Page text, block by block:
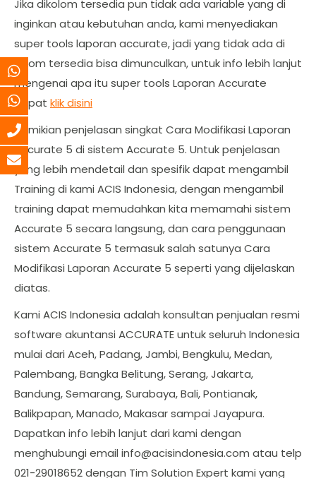
Jika dikolom tersedia pun tidak ada variable yang di
inginkan atau kebutuhan anda, kami menyediakan
super tools laporan accurate, jadi yang tidak ada di
kolom tersedia bisa dimunculkan, untuk info lebih lanjut
mengenai apa itu super tools Laporan Accurate
dapat klik disini
Demikian penjelasan singkat Cara Modifikasi Laporan
Accurate 5 di sistem Accurate 5. Untuk penjelasan
yang lebih mendetail dan spesifik dapat mengambil
Training di kami ACIS Indonesia, dengan mengambil
training dapat memudahkan kita memamahi sistem
Accurate 5 secara langsung, dan cara penggunaan
sistem Accurate 5 termasuk salah satunya Cara
Modifikasi Laporan Accurate 5 seperti yang dijelaskan
diatas.
Kami ACIS Indonesia adalah konsultan penjualan resmi
software akuntansi ACCURATE untuk seluruh Indonesia
mulai dari Aceh, Padang, Jambi, Bengkulu, Medan,
Palembang, Bangka Belitung, Serang, Jakarta,
Bandung, Semarang, Surabaya, Bali, Pontianak,
Balikpapan, Manado, Makasar sampai Jayapura.
Dapatkan info lebih lanjut dari kami dengan
menghubungi email info@acisindonesia.com atau telp
021-29018652 dengan Tim Solution Expert kami yang